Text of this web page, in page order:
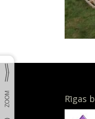
Rīgas